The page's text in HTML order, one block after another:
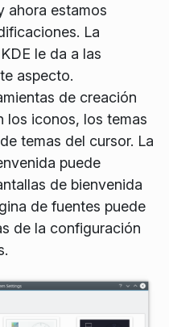
ahora estamos
La
le da a las
aspecto.
de creación
los iconos, los temas
temas del cursor. La
puede
de bienvenida
de fuentes puede
de la configuración